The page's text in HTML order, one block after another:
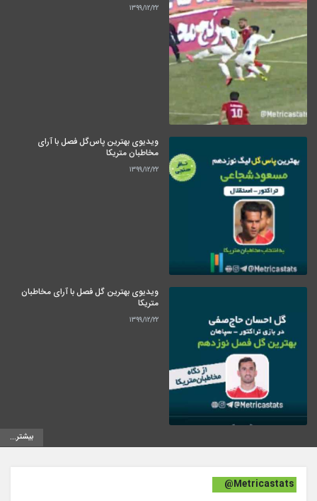
۱۳۹۹/۱۲/۲۲
ویدیوی بهترین پاس‌گل فصل با آرای
مخاطبان متریکا
۱۳۹۹/۱۲/۲۲
ویدیوی بهترین گل فصل با آرای مخاطبان
متریکا
۱۳۹۹/۱۲/۲۲
بیشتر...
@Metricastats